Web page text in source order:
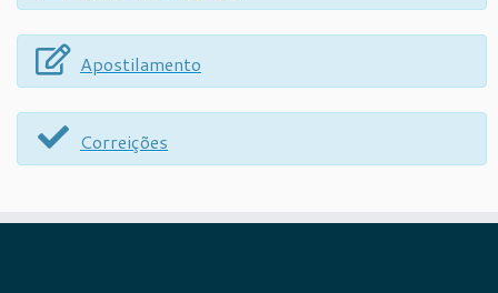
Apostilamento
Correições